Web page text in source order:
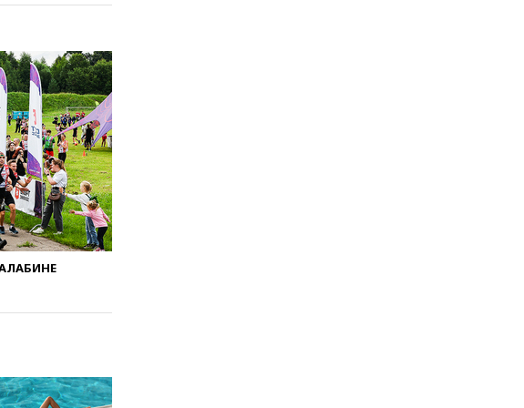
области
области
атака БПЛА
об
боеприпасов
сегодня
убитыми
упавшего
и
расширяют
в сфере